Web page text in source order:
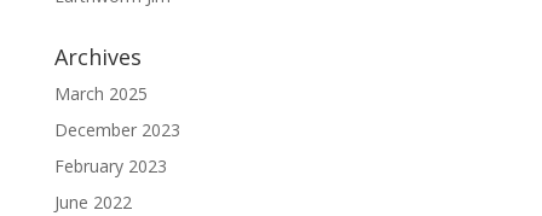
Archives
March 2025
December 2023
February 2023
June 2022